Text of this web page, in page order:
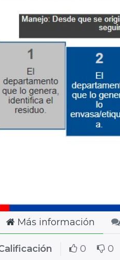
Más información
0 0